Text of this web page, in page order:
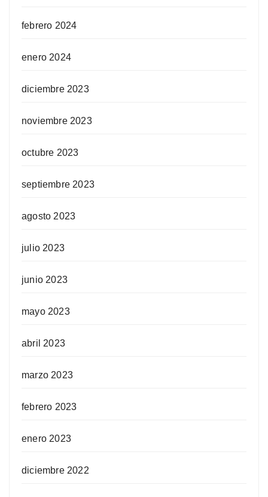
febrero 2024
enero 2024
diciembre 2023
noviembre 2023
octubre 2023
septiembre 2023
agosto 2023
julio 2023
junio 2023
mayo 2023
abril 2023
marzo 2023
febrero 2023
enero 2023
diciembre 2022